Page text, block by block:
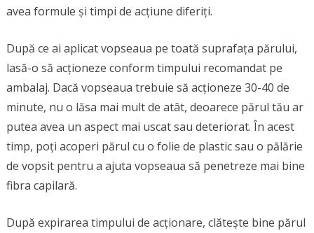
avea formule și timpi de acțiune diferiți.
După ce ai aplicat vopseaua pe toată suprafața părului,
lasă-o să acționeze conform timpului recomandat pe
ambalaj. Dacă vopseaua trebuie să acționeze 30-40 de
minute, nu o lăsa mai mult de atât, deoarece părul tău ar
putea avea un aspect mai uscat sau deteriorat. În acest
timp, poți acoperi părul cu o folie de plastic sau o pălărie
de vopsit pentru a ajuta vopseaua să penetreze mai bine
fibra capilară.
După expirarea timpului de acționare, clătește bine părul